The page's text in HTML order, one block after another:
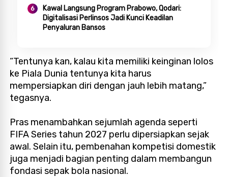
Kawal Langsung Program Prabowo, Qodari:
Digitalisasi Perlinsos Jadi Kunci Keadilan
Penyaluran Bansos
“Tentunya kan, kalau kita memiliki keinginan lolos
ke Piala Dunia tentunya kita harus
mempersiapkan diri dengan jauh lebih matang,”
tegasnya.
Pras menambahkan sejumlah agenda seperti
FIFA Series tahun 2027 perlu dipersiapkan sejak
awal. Selain itu, pembenahan kompetisi domestik
juga menjadi bagian penting dalam membangun
fondasi sepak bola nasional.